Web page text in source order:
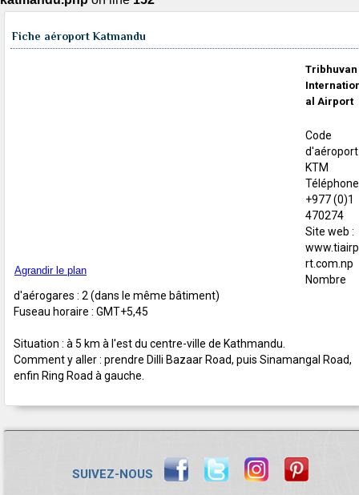
Fiche aéroport Katmandu
Agrandir le plan
Tribhuvan
al Airport
Code
d'aéroport
KTM
+977 (0)1
470274
Site web :
rt.com.np
Nombre
d'aérogares : 2 (dans le même bâtiment)
Fuseau horaire : GMT+5,45
Situation : à 5 km à l'est du centre-ville de Kathmandu.
Comment y aller : prendre Dilli Bazaar Road, puis Sinamangal Road,
enfin Ring Road à gauche.
SUIVEZ-NOUS